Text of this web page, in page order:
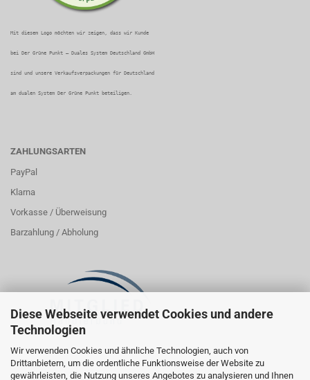
Diese Webseite verwendet Cookies und andere
Technologien
Wir verwenden Cookies und ähnliche Technologien, auch von
Drittanbietern, um die ordentliche Funktionsweise der Website zu
gewährleisten, die Nutzung unseres Angebotes zu analysieren und Ihnen
Mit diesem Logo möchten wir zeigen, dass wir Kunde
bei Der Grüne Punkt – Duales System Deutschland GmbH
sind und unsere Verkaufsverpackungen für Deutschland
am dualen System Der Grüne Punkt beteiligen.
ZAHLUNGSARTEN
PayPal
Klarna
Vorkasse / Überweisung
Barzahlung / Abholung